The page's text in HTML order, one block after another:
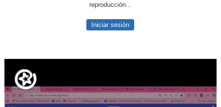
reproducción...
Iniciar sesión